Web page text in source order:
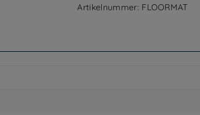
Artikelnummer: FLOORMAT